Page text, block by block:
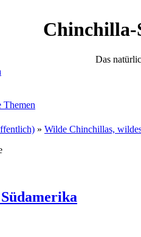
Chinchilla-
Das
Themen
» Wilde Chinchillas,